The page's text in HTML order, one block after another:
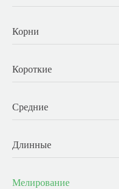
Корни
Короткие
Средние
Длинные
Мелирование